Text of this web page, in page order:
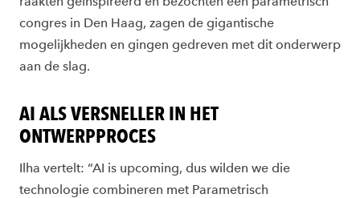
congres in Den Haag, zagen de gigantische
mogelijkheden en gingen gedreven met dit onderwerp
aan de slag.
AI ALS VERSNELLER IN HET
ONTWERPPROCES
Ilha vertelt: “AI is upcoming, dus wilden we die
technologie combineren met Parametrisch